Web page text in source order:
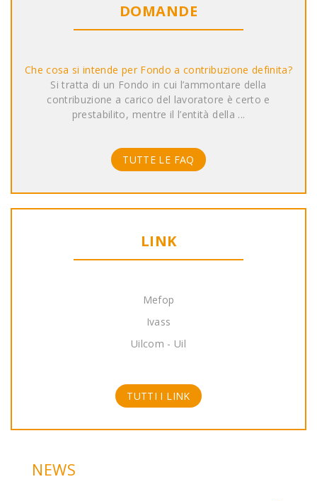
DOMANDE
Che cosa si intende per Fondo a contribuzione definita?
Si tratta di un Fondo in cui l’ammontare della
contribuzione a carico del lavoratore è certo e
prestabilito, mentre il l’entità della ...
TUTTE LE FAQ
LINK
Mefop
Ivass
Uilcom - Uil
TUTTI I LINK
NEWS